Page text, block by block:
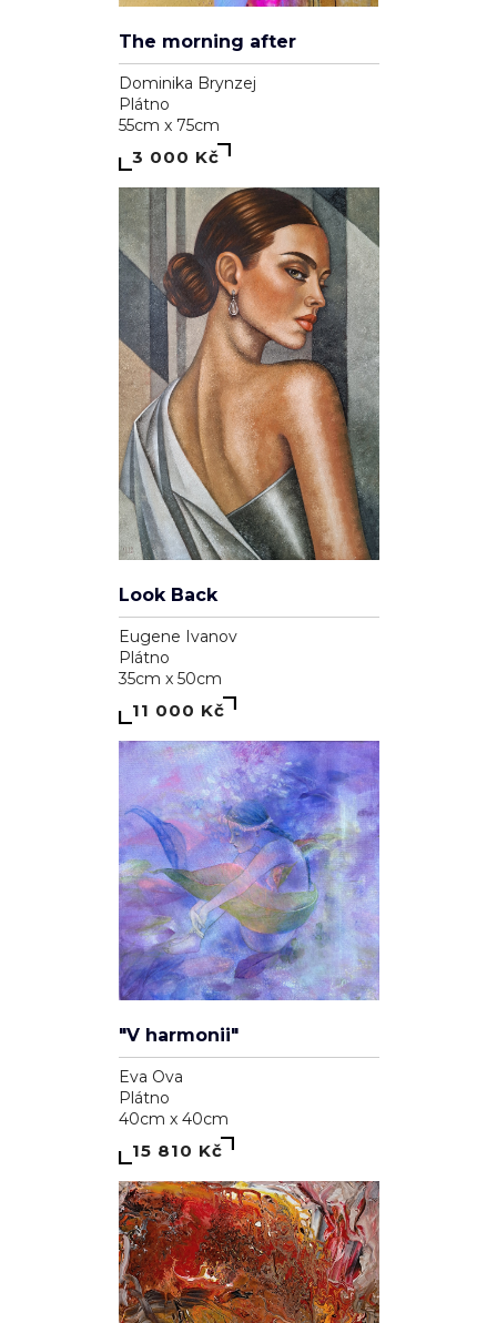
The morning after
Dominika Brynzej
Plátno
55cm x 75cm
3 000 Kč
Look Back
Eugene Ivanov
Plátno
35cm x 50cm
11 000 Kč
"V harmonii"
Eva Ova
Plátno
40cm x 40cm
15 810 Kč